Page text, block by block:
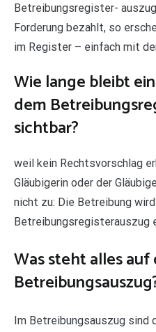
Betreibungsregister-
Forderung bezahlt, so
im Register – einfach mit
Wie lange bleibt
dem
sichtbar?
weil kein Rechtsvorschlag
Gläubigerin oder der
nicht zu: Die Betreibung
Betreibungsregisterauszug
Was steht alles auf
Im Betreibungsauszug sind